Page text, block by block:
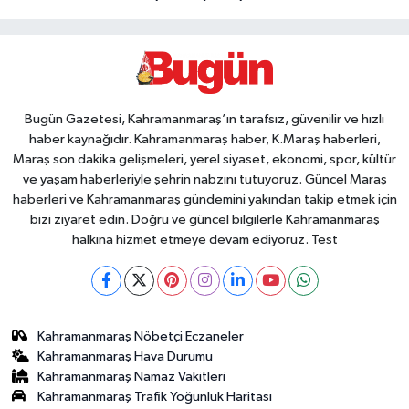
Bugün Gazetesi, Kahramanmaraş’ın tarafsız, güvenilir ve hızlı
haber kaynağıdır. Kahramanmaraş haber, K.Maraş haberleri,
Maraş son dakika gelişmeleri, yerel siyaset, ekonomi, spor, kültür
ve yaşam haberleriyle şehrin nabzını tutuyoruz. Güncel Maraş
haberleri ve Kahramanmaraş gündemini yakından takip etmek için
bizi ziyaret edin. Doğru ve güncel bilgilerle Kahramanmaraş
halkına hizmet etmeye devam ediyoruz. Test
Kahramanmaraş Nöbetçi Eczaneler
Kahramanmaraş Hava Durumu
Kahramanmaraş Namaz Vakitleri
Kahramanmaraş Trafik Yoğunluk Haritası